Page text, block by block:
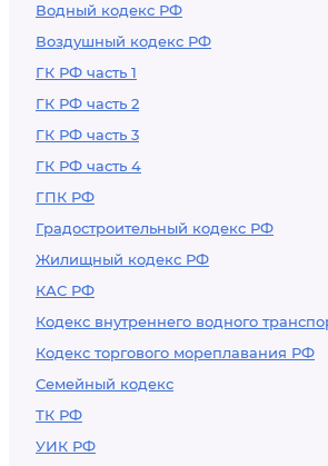
Водный кодекс РФ
Воздушный кодекс РФ
ГК РФ часть 1
ГК РФ часть 2
ГК РФ часть 3
ГК РФ часть 4
ГПК РФ
Градостроительный кодекс РФ
Жилищный кодекс РФ
КАС РФ
Кодекс внутреннего водного
Кодекс торгового мореплавания РФ
Семейный кодекс
ТК РФ
УИК РФ